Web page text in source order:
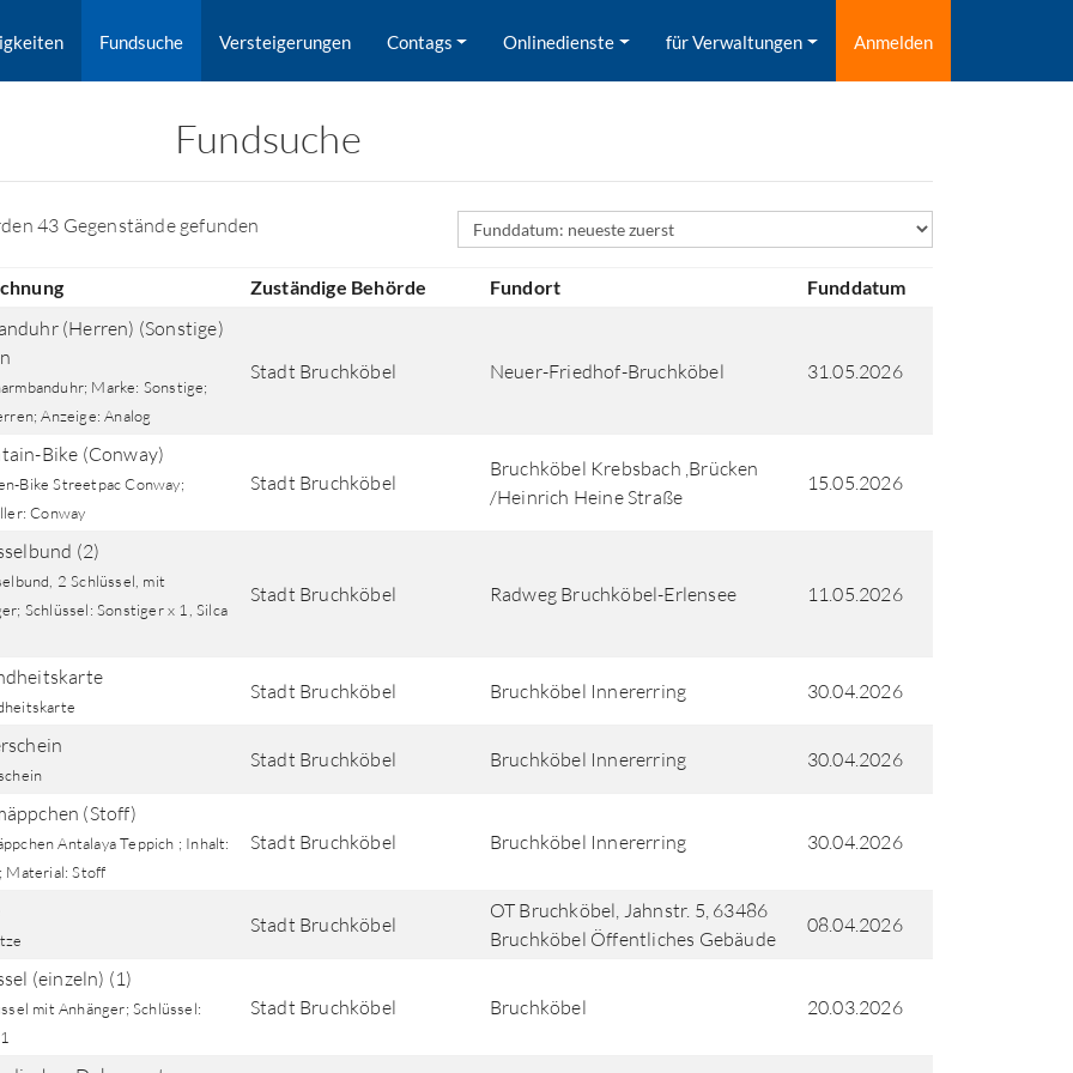
Fundsuche Versteigerungen Contags Onlinedienste für Verwaltungen Anmelden
Fundsuche
nach Orten gesucht.
43 Gegenstände gefunden Sortierfeld
Zuständige Behörde Fundort Funddatum
(Herren) (Sonstige)
Marke: Sonstige;
Anzeige: Analog
Stadt Bruchköbel Neuer-Friedhof-Bruchköbel 31.05.2026
Bike (Conway)
Bike Streetpac Conway;
Conway
Stadt Bruchköbel
Bruchköbel Krebsbach ,Brücken
/Heinrich Heine Straße
15.05.2026
(2)
2 Schlüssel, mit
Schlüssel: Sonstiger x 1, Silca
Stadt Bruchköbel Radweg Bruchköbel-Erlensee 11.05.2026
Stadt Bruchköbel Bruchköbel Innererring 30.04.2026
Stadt Bruchköbel Bruchköbel Innererring 30.04.2026
(Stoff)
Antalaya Teppich ; Inhalt:
Material: Stoff
Stadt Bruchköbel Bruchköbel Innererring 30.04.2026
Stadt Bruchköbel
OT Bruchköbel, Jahnstr. 5, 63486
Bruchköbel Öffentliches Gebäude
08.04.2026
(einzeln) (1)
mit Anhänger; Schlüssel:
Stadt Bruchköbel Bruchköbel 20.03.2026